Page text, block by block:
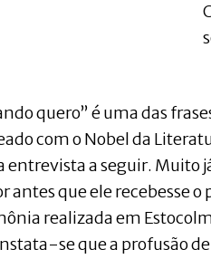
quero” é uma das
com o Nobel da
entrevista a seguir. Muito
antes que ele recebesse
realizada em
se que a profusão